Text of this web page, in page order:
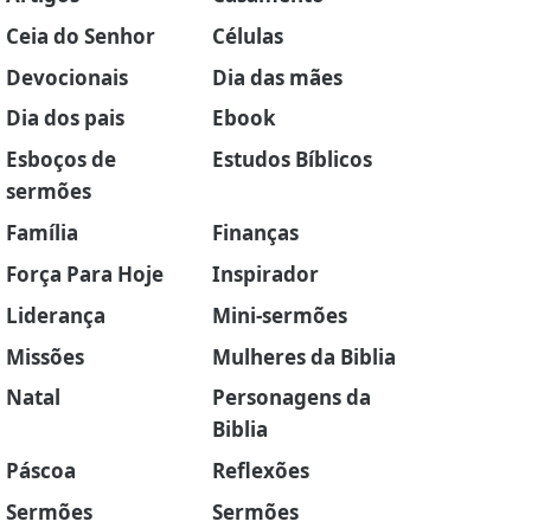
Ceia do Senhor
Células
Devocionais
Dia das mães
Dia dos pais
Ebook
Esboços de
sermões
Estudos Bíblicos
Família
Finanças
Força Para Hoje
Inspirador
Liderança
Mini-sermões
Missões
Mulheres da Biblia
Natal
Personagens da
Biblia
Páscoa
Reflexões
Sermões
Sermões